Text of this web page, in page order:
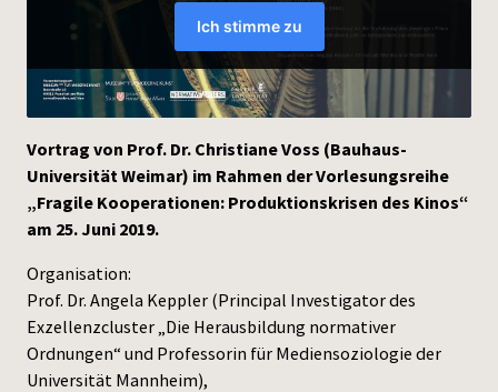
Press
Vortrag von Prof. Dr. Christiane Voss (Bauhaus-
Universität Weimar) im Rahmen der Vorlesungsreihe
„Fragile Kooperationen: Produktionskrisen des Kinos“
am 25. Juni 2019.
Organisation:
Prof. Dr. Angela Keppler (Principal Investigator des
Exzellenzcluster „Die Herausbildung normativer
Ordnungen“ und Professorin für Mediensoziologie der
Universität Mannheim),